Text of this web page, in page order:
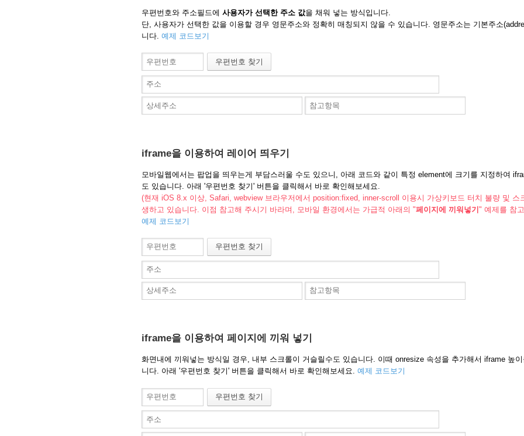
우편번호와 주소필드에 사용자가 선택한 주소 값을 채워 넣는 방식입니다.
단, 사용자가 선택한 값을 이용할 경우 영문주소와 정확히 매칭되지 않을 수 있습니다. 영문주소는 기본주소
니다. 예제 코드보기
iframe을 이용하여 레이어 띄우기
모바일웹에서는 팝업을 띄우는게 부담스러울 수도 있으니, 아래 코드와 같이 특정 element에 크기를 지정하여
도 있습니다. 아래 '우편번호 찾기' 버튼을 클릭해서 바로 확인해보세요.
(현재 iOS 8.x 이상, Safari, webview 브라우저에서 position:fixed, inner-scroll 이용시 가상키보드 터치 불량 및 스
생하고 있습니다. 이점 참고해 주시기 바라며, 모바일 환경에서는 가급적 아래의 "페이지에 끼워넣기" 예제를 참
예제 코드보기
iframe을 이용하여 페이지에 끼워 넣기
화면내에 끼워넣는 방식일 경우, 내부 스크롤이 거슬릴수도 있습니다. 이때 onresize 속성을 추가해서 iframe 높
니다. 아래 '우편번호 찾기' 버튼을 클릭해서 바로 확인해보세요. 예제 코드보기